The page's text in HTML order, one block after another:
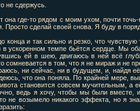
не сдержусь.
она где-то рядом с моим ухом, почти
Просто сделай своей снова. Я буду в
конца и так сильно и резко, что
в ускоренном темпе бьётся сердце. Мы
ей в шею, двигаюсь в ней всё
сомневается в том, что я не мираж и не
ни сейчас, ни в будущем, и, найдя
что она поняла. По крайней мере,
становится совсем мучительным, а
ведь я хочу, чтобы мы были вместе,
не возымело никакого эффекта, но я